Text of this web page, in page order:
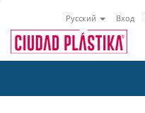
Русский Вход